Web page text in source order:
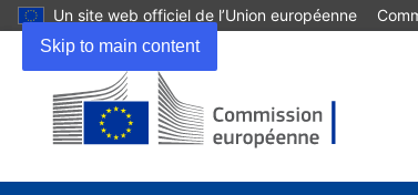
Skip to main content
Un site web officiel de l’Union européenne